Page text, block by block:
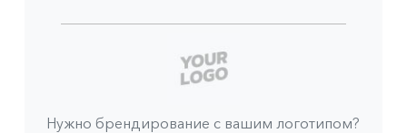
Нужно брендирование с вашим логотипом?